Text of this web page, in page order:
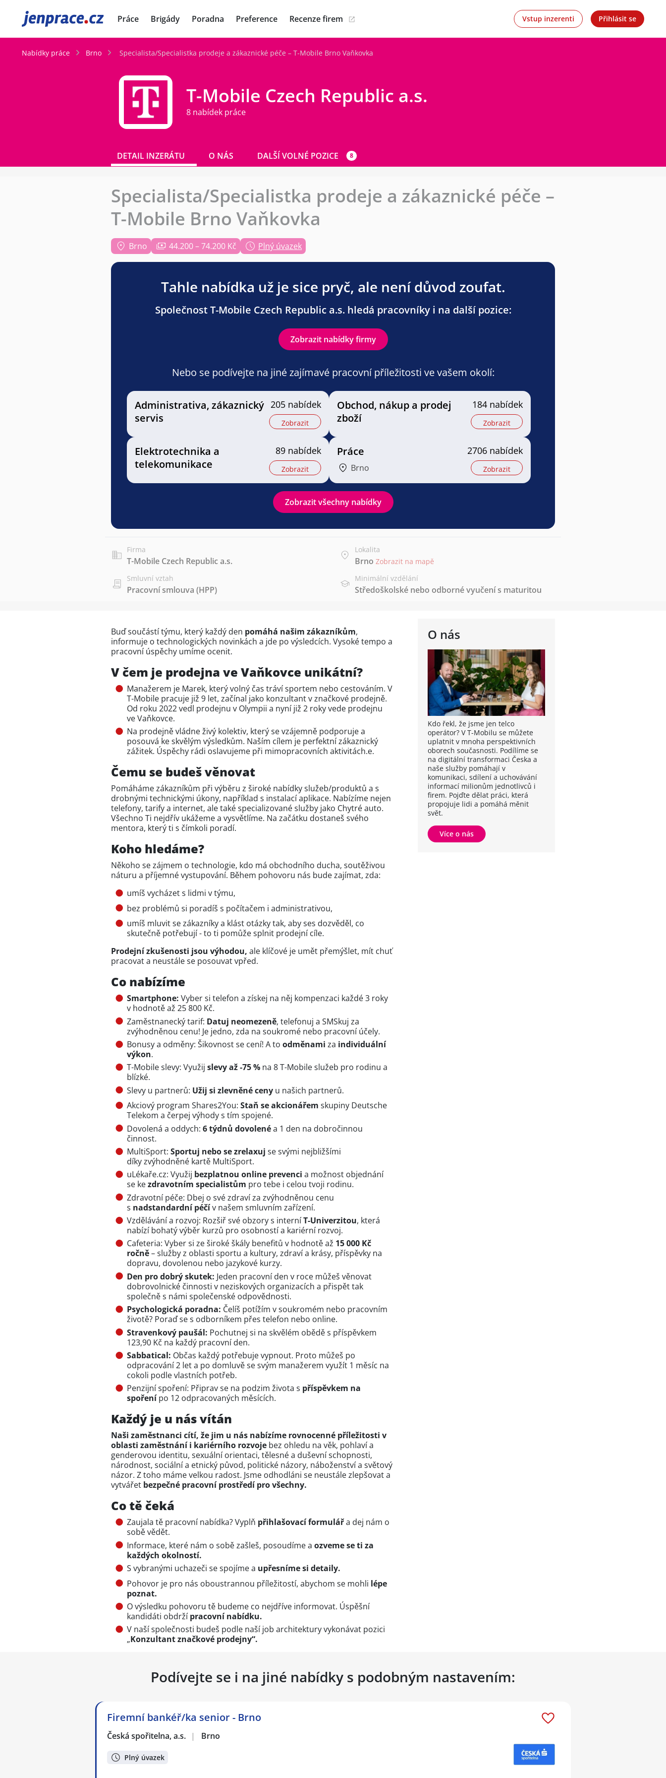
JenPráce.cz Práce Brigády Poradna Preference Recenze firem Vstup inzerenti Přihlásit se
Nabídky práce Brno Specialista/Specialistka prodeje a zákaznické péče – T-Mobile Brno Vaňkovka
T-Mobile Czech Republic a.s.
8 nabídek práce
DETAIL INZERÁTU O NÁS DALŠÍ VOLNÉ POZICE 8
Specialista/Specialistka prodeje a zákaznické péče –
T-Mobile Brno Vaňkovka
Brno 44.200 – 74.200 Kč Plný úvazek
Tahle nabídka už je sice pryč, ale není důvod zoufat.
Společnost T-Mobile Czech Republic a.s. hledá pracovníky i na další pozice:
Zobrazit nabídky firmy
Nebo se podívejte na jiné zajímavé pracovní příležitosti ve vašem okolí:
Administrativa, zákaznický
servis
205 nabídek
Zobrazit
Obchod, nákup a prodej
zboží
184 nabídek
Zobrazit
Elektrotechnika a
telekomunikace
89 nabídek
Zobrazit
Práce
Brno
2706 nabídek
Zobrazit
Zobrazit všechny nabídky
Firma
T-Mobile Czech Republic a.s.
Lokalita
Brno Zobrazit na mapě
Smluvní vztah
Pracovní smlouva (HPP)
Minimální vzdělání
Středoškolské nebo odborné vyučení s maturitou
O nás
Kdo řekl, že jsme jen telco
operátor? V T-Mobilu se můžete
uplatnit v mnoha perspektivních
oborech současnosti. Podílíme se
na digitální transformaci Česka a
naše služby pomáhají v
komunikaci, sdílení a uchovávání
informací milionům jednotlivců i
firem. Pojďte dělat práci, která
propojuje lidi a pomáhá měnit
svět.
Více o nás
Buď součástí týmu, který každý den pomáhá našim zákazníkům,
informuje o technologických novinkách a jde po výsledcích. Vysoké tempo a
pracovní úspěchy umíme ocenit.
V čem je prodejna ve Vaňkovce unikátní?
Manažerem je Marek, který volný čas tráví sportem nebo cestováním. V
T-Mobile pracuje již 9 let, začínal jako konzultant v značkové prodejně.
Od roku 2022 vedl prodejnu v Olympii a nyní již 2 roky vede prodejnu
ve Vaňkovce.
Na prodejně vládne živý kolektiv, který se vzájemně podporuje a
posouvá ke skvělým výsledkům. Naším cílem je perfektní zákaznický
zážitek. Úspěchy rádi oslavujeme při mimopracovních aktivitách.e.
Čemu se budeš věnovat
Pomáháme zákazníkům při výběru z široké nabídky služeb/produktů a s
drobnými technickými úkony, například s instalací aplikace. Nabízíme nejen
telefony, tarify a internet, ale také specializované služby jako Chytré auto.
Všechno Ti nejdřív ukážeme a vysvětlíme. Na začátku dostaneš svého
mentora, který ti s čímkoli poradí.
Koho hledáme?
Někoho se zájmem o technologie, kdo má obchodního ducha, soutěživou
náturu a příjemné vystupování. Během pohovoru nás bude zajímat, zda:
umíš vycházet s lidmi v týmu,
bez problémů si poradíš s počítačem i administrativou,
umíš mluvit se zákazníky a klást otázky tak, aby ses dozvěděl, co
skutečně potřebují - to ti pomůže splnit prodejní cíle.
Prodejní zkušenosti jsou výhodou, ale klíčové je umět přemýšlet, mít chuť
pracovat a neustále se posouvat vpřed.
Co nabízíme
Smartphone: Vyber si telefon a získej na něj kompenzaci každé 3 roky
v hodnotě až 25 800 Kč.
Zaměstnanecký tarif: Datuj neomezeně, telefonuj a SMSkuj za
zvýhodněnou cenu! Je jedno, zda na soukromé nebo pracovní účely.
Bonusy a odměny: Šikovnost se cení! A to odměnami za individuální
výkon.
T-Mobile slevy: Využij slevy až -75 % na 8 T-Mobile služeb pro rodinu a
blízké.
Slevy u partnerů: Užij si zlevněné ceny u našich partnerů.
Akciový program Shares2You: Staň se akcionářem skupiny Deutsche
Telekom a čerpej výhody s tím spojené.
Dovolená a oddych: 6 týdnů dovolenéa 1 den na dobročinnou
činnost.
MultiSport: Sportuj nebo se zrelaxuj se svými nejbližšími
díky zvýhodněné kartě MultiSport.
uLékaře.cz: Využij bezplatnou online prevenci a možnost objednání
se kezdravotním specialistům pro tebe i celou tvoji rodinu.
Zdravotní péče: Dbej o své zdraví za zvýhodněnou cenu
s nadstandardní péčív našem smluvním zařízení.
Vzdělávání a rozvoj: Rozšiř své obzory s interníT-Univerzitou, která
nabízí bohatý výběr kurzů pro osobností a kariérní rozvoj.
Cafeteria: Vyber si ze široké škály benefitů v hodnotě až 15 000 Kč
ročně– služby z oblasti sportu a kultury, zdraví a krásy, příspěvky na
dopravu, dovolenou nebo jazykové kurzy.
Den pro dobrý skutek: Jeden pracovní den v roce můžeš věnovat
dobrovolnické činnosti v neziskových organizacích a přispět tak
společně s námi společenské odpovědnosti.
Psychologická poradna: Čelíš potížím v soukromém nebo pracovním
životě? Poraď se s odborníkem přes telefon nebo online.
Stravenkový paušál: Pochutnej si na skvělém obědě s příspěvkem
123,90 Kč na každý pracovní den.
Sabbatical: Občas každý potřebuje vypnout. Proto můžeš po
odpracování 2 let a po domluvě se svým manažerem využít 1 měsíc na
cokoli podle vlastních potřeb.
Penzijní spoření: Připrav se na podzim života s příspěvkem na
spořenípo 12 odpracovaných měsících.
Každý je u nás vítán
Naši zaměstnanci cítí, že jim u nás nabízíme rovnocenné příležitosti v
oblasti zaměstnání i kariérního rozvoje bez ohledu na věk, pohlaví a
genderovou identitu, sexuální orientaci, tělesné a duševní schopnosti,
národnost, sociální a etnický původ, politické názory, náboženství a světový
názor. Z toho máme velkou radost. Jsme odhodláni se neustále zlepšovat a
vytvářet bezpečné pracovní prostředí pro všechny.
Co tě čeká
Zaujala tě pracovní nabídka? Vyplň přihlašovací formulářa dej nám o
sobě vědět.
Informace, které nám o sobě zašleš, posoudíme a ozveme se ti za
každých okolností.
S vybranými uchazeči se spojíme a upřesníme si detaily.
Pohovor je pro nás oboustrannou příležitostí, abychom se mohli lépe
poznat.
O výsledku pohovoru tě budeme co nejdříve informovat. Úspěšní
kandidáti obdržípracovní nabídku.
V naší společnosti budeš podle naší job architektury vykonávat pozici
„Konzultant značkové prodejny“.
Podívejte se i na jiné nabídky s podobným nastavením:
Firemní bankéř/ka senior - Brno
Česká spořitelna, a.s. | Brno
Plný úvazek